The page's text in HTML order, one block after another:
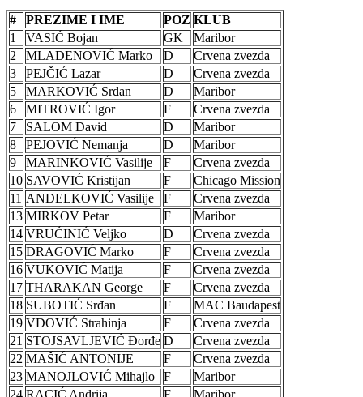
# PREZIME I IME POZ KLUB
1
VASIĆ Bojan GK
Maribor
2
MLADENOVIĆ Marko D
Crvena zvezda
3
PEJČIĆ Lazar D
Crvena zvezda
5
MARKOVIĆ Srđan D
Maribor
6
MITROVIĆ Igor F
Crvena zvezda
7
SALOM David D
Maribor
8
PEJOVIĆ Nemanja D
Maribor
9
MARINKOVIĆ Vasilije F
Crvena zvezda
10 SAVOVIĆ Kristijan F
Chicago Mission
11 ANĐELKOVIĆ Vasilije F
Crvena zvezda
13 MIRKOV Petar F
Maribor
14 VRUĆINIĆ Veljko D
Crvena zvezda
15 DRAGOVIĆ Marko F
Crvena zvezda
16 VUKOVIĆ Matija F
Crvena zvezda
17 THARAKAN George F
Crvena zvezda
18 SUBOTIĆ Srđan F
MAC Baudapest
19 VDOVIĆ Strahinja F
Crvena zvezda
21 STOJSAVLJEVIĆ Đorđe D
Crvena zvezda
22 MAŠIĆ ANTONIJE F
Crvena zvezda
23 MANOJLOVIĆ Mihajlo F
Maribor
24 RACIĆ Andrija F Maribor